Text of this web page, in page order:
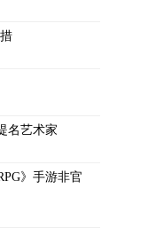
名艺术家
》手游非官